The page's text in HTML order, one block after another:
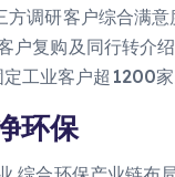
方调研客户综合满
户复购及同行转介
工业客户超1200家
环保